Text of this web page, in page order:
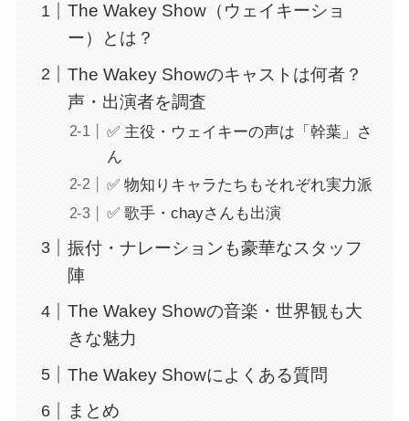
The Wakey Show（ウェイキーショ
ー）とは？
The Wakey Showのキャストは何者？
声・出演者を調査
✅ 主役・ウェイキーの声は「幹葉」さ
ん
✅ 物知りキャラたちもそれぞれ実力派
✅ 歌手・chayさんも出演
振付・ナレーションも豪華なスタッフ
陣
The Wakey Showの音楽・世界観も大
きな魅力
The Wakey Showによくある質問
まとめ